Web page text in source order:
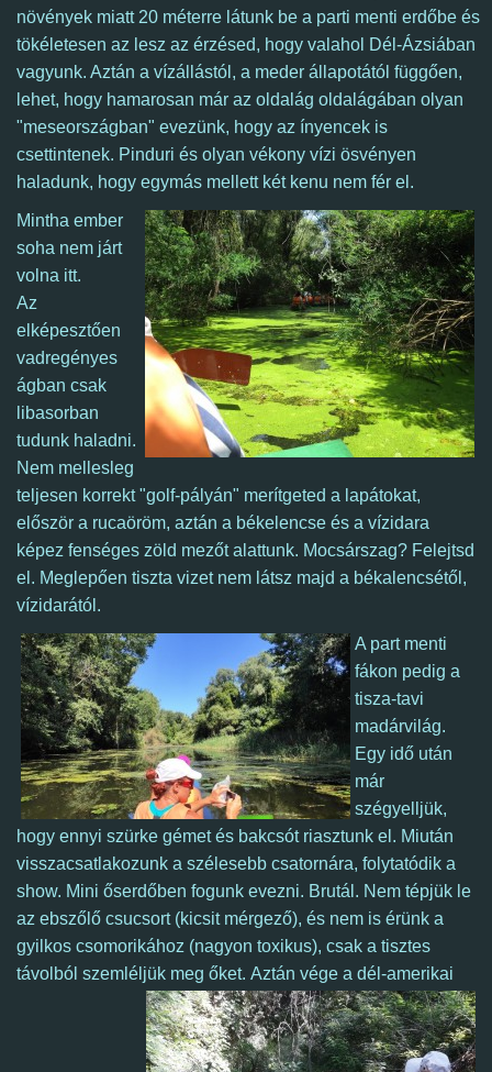
növények miatt 20 méterre látunk be a parti menti erdőbe és
tökéletesen az lesz az érzésed, hogy valahol Dél-Ázsiában
vagyunk. Aztán a vízállástól, a meder állapotától függően,
lehet, hogy hamarosan már az oldalág oldalágában olyan
"meseországban" evezünk, hogy az ínyencek is
csettintenek. Pinduri és olyan vékony vízi ösvényen
haladunk, hogy egymás mellett két kenu nem fér el.
Mintha ember
soha nem járt
volna itt.
Az
elképesztően
vadregényes
ágban csak
libasorban
tudunk haladni.
Nem mellesleg
teljesen korrekt "golf-pályán" merítgeted a lapátokat,
először a rucaöröm, aztán a békelencse és a vízidara
képez fenséges zöld mezőt alattunk. Mocsárszag? Felejtsd
el. Meglepően tiszta vizet nem látsz majd a békalencsétől,
vízidarától.
A part menti
fákon pedig a
tisza-tavi
madárvilág.
Egy idő után
már
szégyelljük,
hogy ennyi szürke gémet és bakcsót riasztunk el. Miután
visszacsatlakozunk a szélesebb csatornára, folytatódik a
show. Mini őserdőben fogunk evezni. Brutál. Nem tépjük le
az ebszőlő csucsort (kicsit mérgező), és nem is érünk a
gyilkos csomorikához (nagyon toxikus), csak a tisztes
távolból szemléljük meg őket. Aztán vége a dél-amerikai